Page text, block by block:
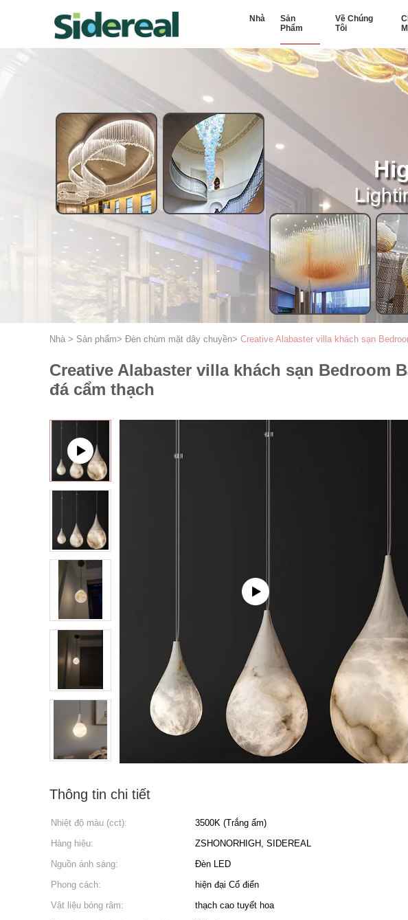
Nhà
Sản
Phẩm
Về Chúng
Tôi
Nhà > Sản phẩm> Đèn chùm mặt dây chuyền> Creative Alabaster villa khách sạn
Creative Alabaster villa khách sạn Bedroom
đá cẩm thạch
Thông tin chi tiết
Nhiệt độ màu (cct): 3500K (Trắng ấm)
Hàng hiệu:
ZSHONORHIGH, SIDEREAL
Nguồn ánh sáng:
Đèn LED
Phong cách:
hiện đại Cổ điển
Vật liệu bóng râm:
thạch cao tuyết hoa